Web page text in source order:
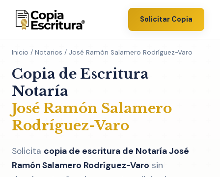
Solicitar Copia
Inicio / Notarios / José Ramón Salamero Rodríguez-Varo
Copia de Escritura
Notaría
José Ramón Salamero
Rodríguez-Varo
Solicita copia de escritura de Notaría José
Ramón Salamero Rodríguez-Varo sin